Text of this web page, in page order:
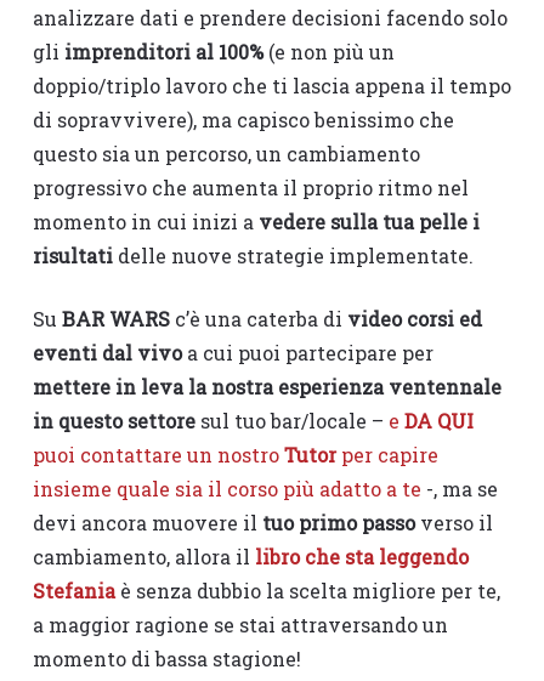
analizzare dati e prendere decisioni facendo solo
gli imprenditori al 100%(e non più un
doppio/triplo lavoro che ti lascia appena il tempo
di sopravvivere), ma capisco benissimo che
questo sia un percorso, un cambiamento
progressivo che aumenta il proprio ritmo nel
momento in cui inizi a vedere sulla tua pelle i
risultatidelle nuove strategie implementate.
Su BAR WARSc’è una caterba di video corsi ed
eventi dal vivoa cui puoi partecipare per
mettere in leva la nostra esperienza ventennale
in questo settoresul tuo bar/locale – e DA QUI
puoi contattare un nostroTutorper capire
insieme quale sia il corso più adatto a te -, ma se
devi ancora muovere il tuo primo passoverso il
cambiamento, allora il libro che sta leggendo
Stefaniaè senza dubbio la scelta migliore per te,
a maggior ragione se stai attraversando un
momento di bassa stagione!